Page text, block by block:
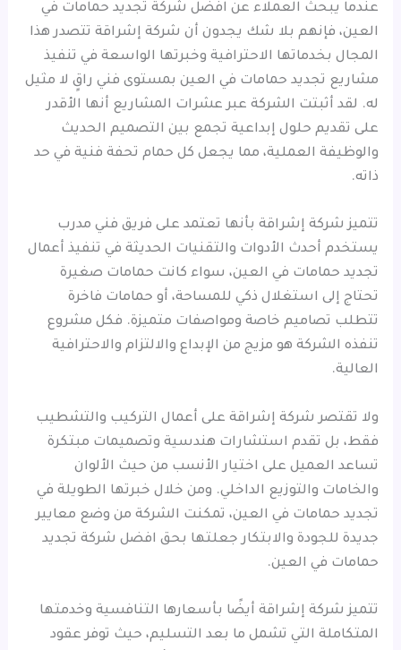
عندما يبحث العملاء عن افضل شركة تجديد حمامات في
العين، فإنهم بلا شك يجدون أن شركة إشراقة تتصدر هذا
المجال بخدماتها الاحترافية وخبرتها الواسعة في تنفيذ
مشاريع تجديد حمامات في العين بمستوى فني راقٍ لا مثيل
له. لقد أثبتت الشركة عبر عشرات المشاريع أنها الأقدر
على تقديم حلول إبداعية تجمع بين التصميم الحديث
والوظيفة العملية، مما يجعل كل حمام تحفة فنية في حد
ذاته.
تتميز شركة إشراقة بأنها تعتمد على فريق فني مدرب
يستخدم أحدث الأدوات والتقنيات الحديثة في تنفيذ أعمال
تجديد حمامات في العين، سواء كانت حمامات صغيرة
تحتاج إلى استغلال ذكي للمساحة، أو حمامات فاخرة
تتطلب تصاميم خاصة ومواصفات متميزة. فكل مشروع
تنفذه الشركة هو مزيج من الإبداع والالتزام والاحترافية
العالية.
ولا تقتصر شركة إشراقة على أعمال التركيب والتشطيب
فقط، بل تقدم استشارات هندسية وتصميمات مبتكرة
تساعد العميل على اختيار الأنسب من حيث الألوان
والخامات والتوزيع الداخلي. ومن خلال خبرتها الطويلة في
تجديد حمامات في العين، تمكنت الشركة من وضع معايير
جديدة للجودة والابتكار جعلتها بحق افضل شركة تجديد
حمامات في العين.
تتميز شركة إشراقة أيضًا بأسعارها التنافسية وخدمتها
المتكاملة التي تشمل ما بعد التسليم، حيث توفر عقود